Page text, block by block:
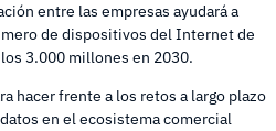
entre las empresas ayudará a
de dispositivos del Internet de
3.000 millones en 2030.
hacer frente a los retos a largo plazo
en el ecosistema comercial